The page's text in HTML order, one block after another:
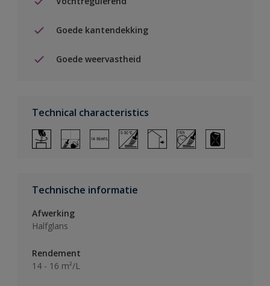
Goede kantendekking
Goede weervastheid
Technical characteristics
Technische informatie
Afwerking
Halfglans
Rendement
14 - 16 m²/L